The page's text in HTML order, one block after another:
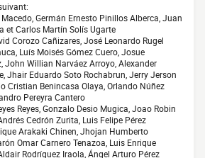
Germán Ernesto Pinillos Alberca, Juan
et Carlos Martín Solís Ugarte
Corozo Cañizares, José Leonardo Rugel
Luís Moisés Gómez Cuero, Josue
John Willian Narváez Arroyo, Alexander
Jhair Eduardo Soto Rochabrun, Jerry Jerson
Cristian Benincasa Olaya, Orlando Núñez
Pereyra Cantero
Reyes, Gonzalo Desio Mugica, Joao Robin
Cedrón Zurita, Luis Felipe Pérez
Arakaki Chinen, Jhojan Humberto
Omar Carnero Tenazoa, Luis Enrique
Rodríguez Iraola, Ángel Arturo Pérez